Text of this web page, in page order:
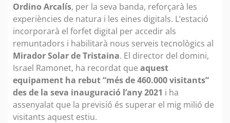
Ordino Arcalís, per la seva banda, reforçarà les
experiències de natura i les eines digitals. L’estació
incorporarà el forfet digital per accedir als
remuntadors i habilitarà nous serveis tecnològics al
Mirador Solar de Tristaina. El director del domini,
Israel Ramonet, ha recordat que aquest
equipament ha rebut “més de 460.000 visitants”
des de la seva inauguració l’any 2021 i ha
assenyalat que la previsió és superar el mig milió de
visitants aquest estiu.